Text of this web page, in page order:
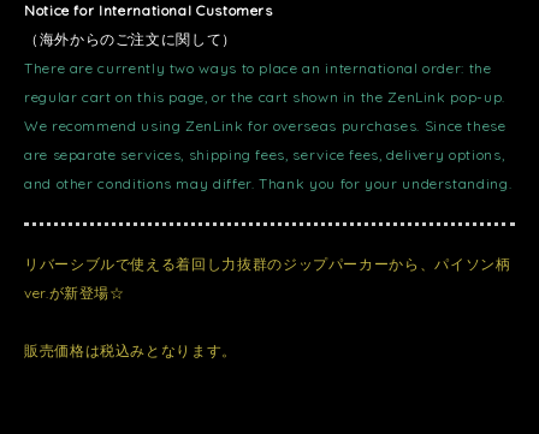
Notice for International Customers
（海外からのご注文に関して）
There are currently two ways to place an international order: the
regular cart on this page, or the cart shown in the ZenLink pop-up.
We recommend using ZenLink for overseas purchases. Since these
are separate services, shipping fees, service fees, delivery options,
and other conditions may differ. Thank you for your understanding.
リバーシブルで使える着回し力抜群のジップパーカーから、パイソン柄
ver.が新登場☆
販売価格は税込みとなります。